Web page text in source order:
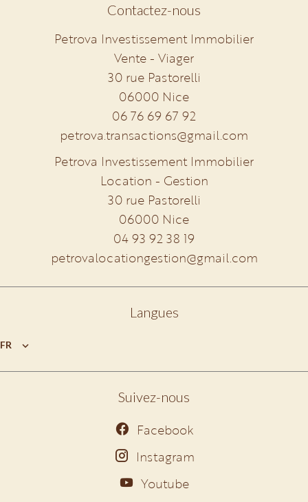
Contactez-nous
Petrova Investissement Immobilier
Vente - Viager
30 rue Pastorelli
06000 Nice
06 76 69 67 92
petrova.transactions@gmail.com
Petrova Investissement Immobilier
Location - Gestion
30 rue Pastorelli
06000 Nice
04 93 92 38 19
petrovalocationgestion@gmail.com
Langues
FR
Suivez-nous
Facebook
Instagram
Youtube